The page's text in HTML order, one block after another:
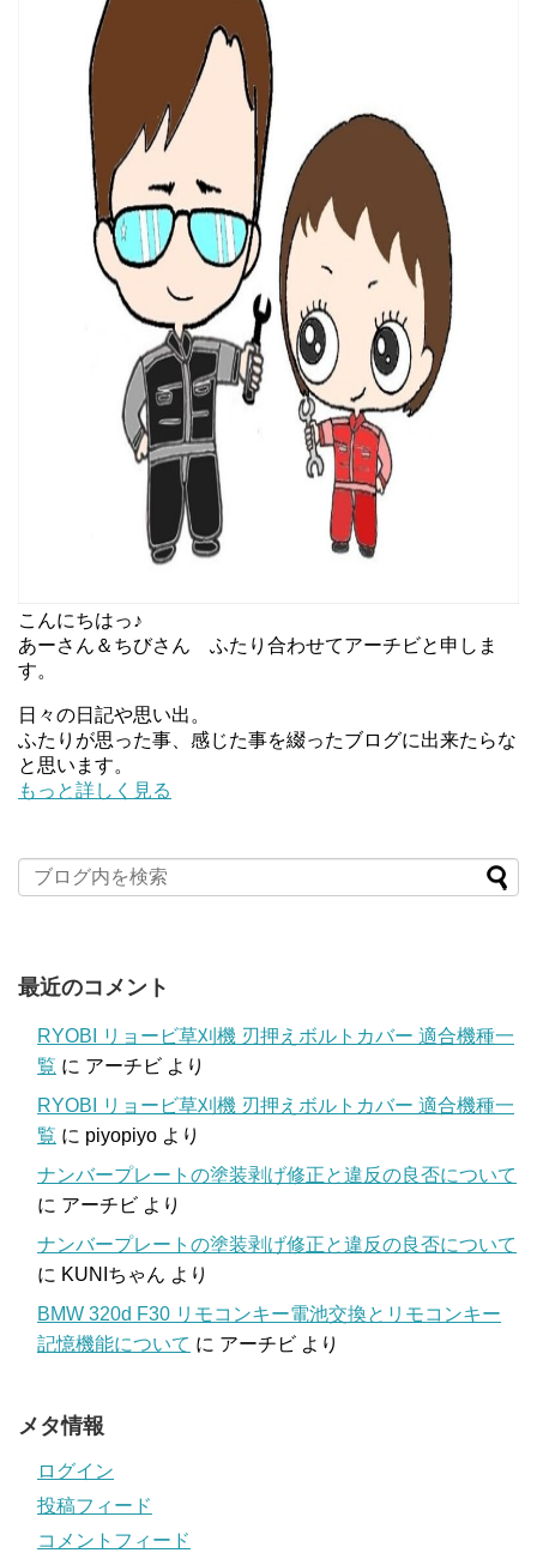
こんにちはっ♪
あーさん＆ちびさん ふたり合わせてアーチビと申しま
す。
日々の日記や思い出。
ふたりが思った事、感じた事を綴ったブログに出来たらな
と思います。
もっと詳しく見る
最近のコメント
RYOBI リョービ草刈機 刃押えボルトカバー 適合機種一
覧 に アーチビ より
RYOBI リョービ草刈機 刃押えボルトカバー 適合機種一
覧 に piyopiyo より
ナンバープレートの塗装剥げ修正と違反の良否について
に アーチビ より
ナンバープレートの塗装剥げ修正と違反の良否について
に KUNIちゃん より
BMW 320d F30 リモコンキー電池交換とリモコンキー
記憶機能について に アーチビ より
メタ情報
ログイン
投稿フィード
コメントフィード